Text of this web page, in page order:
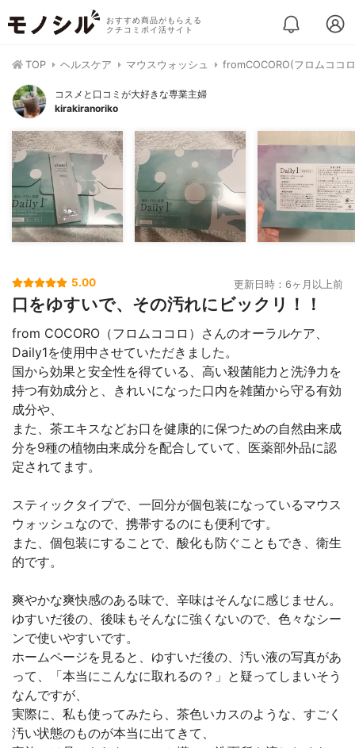
おすすめ商品がもらえる
クチコミポイ活サイト
TOP ヘルスケア マウスウォッシュ fromCOCORO(フロムココ
コスメと口コミが大好きな専業主婦
kirakiranoriko
5.00 更新日時：6ヶ月以上前
口をゆすいで、その汚れにビックリ！！
from COCORO（フロムココロ）さんのオーラルケア、
Daily1を使用中させていただきました。
国から効果と安全性を得ている、高い殺菌能力と洗浄力を
持つ有効成分と、きれいになった口内を雑菌から守る有効
成分や、
また、茶エキスなどお口を健康的に保つための自然由来成
分を9種の植物由来成分を配合していて、医薬部外品に認
定されてます。
スティックタイプで、一回分が個包装になっているマウス
ウォッシュなので、携帯するのにも便利です。
また、個包装にすることで、酸化も防ぐこともでき、衛生
的です。
爽やかな爽快感のある味で、辛味はそんなに感じません。
ゆすいだ後の、後味もそんなに強くないので、色々なシー
ンで使いやすいです。
ホームページを見ると、ゆすいだ後の、汚い液の写真があ
って、「本当にこんなに取れるの？」と疑ってしまいそう
なんですが、
実際に、私も使ってみたら、茶色いカスのような、すごく
汚い状態のものが本当に出てきて、